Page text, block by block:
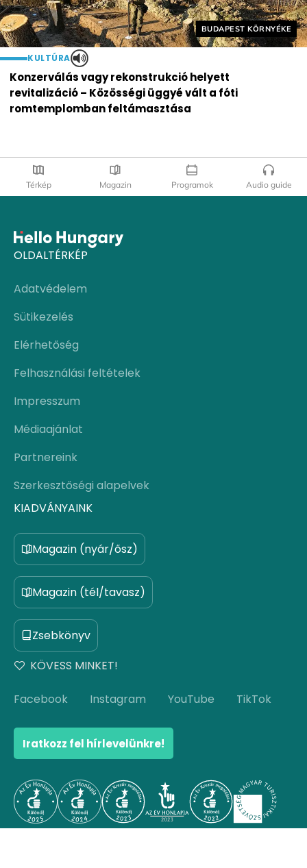
Helyszín címkék:
BUDAPEST KÖRNYÉKE
KULTÚRA
Konzerválás vagy rekonstrukció helyett
revitalizáció – Közösségi üggyé vált a fóti
romtemplomban feltámasztása
Térkép Magazin Programok Audio guide
OLDALTÉRKÉP
Adatvédelem
Sütikezelés
Elérhetőség
Felhasználási feltételek
Impresszum
Médiaajánlat
Partnereink
Szerkesztőségi alapelvek
KIADVÁNYAINK
Magazin (nyár/ősz)
Magazin (tél/tavasz)
Zsebkönyv
KÖVESS MINKET!
Facebook Instagram YouTube TikTok
Iratkozz fel hírlevelünkre!